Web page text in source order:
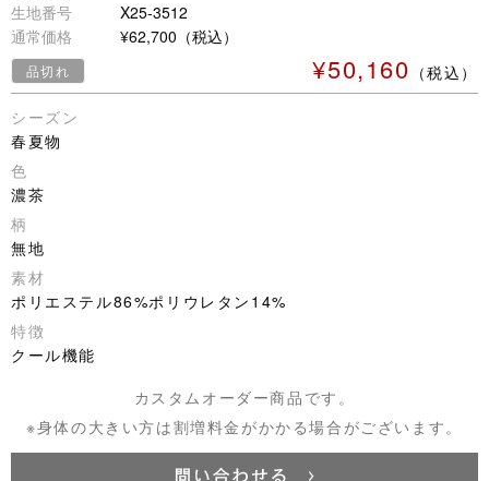
生地番号
X25-3512
通常価格
¥62,700（税込）
¥50,160 （税込）
品切れ
シーズン
春夏物
色
濃茶
柄
無地
素材
ポリエステル86%ポリウレタン14%
特徴
クール機能
カスタムオーダー商品です。
※身体の大きい方は割増料金がかかる場合がございます。